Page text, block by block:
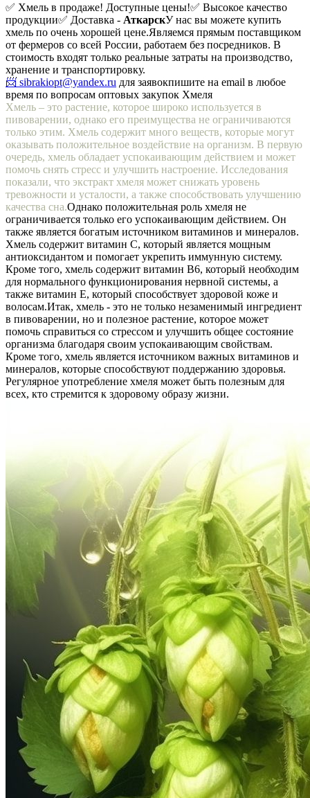
✅ Хмель в продаже! Доступные цены!✅ Высокое качество
продукции✅ Доставка - АткарскУ нас вы можете купить
хмель по очень хорошей цене.Являемся прямым поставщиком
от фермеров со всей России, работаем без посредников. В
стоимость входят только реальные затраты на производство,
хранение и транспортировку.
📨 sibrakiopt@yandex.ru для заявокпишите на email в любое
время по вопросам оптовых закупок Хмеля
Хмель – это растение, которое широко используется в
пивоварении, однако его преимущества не ограничиваются
только этим. Хмель содержит много веществ, которые могут
оказывать положительное воздействие на организм. В первую
очередь, хмель обладает успокаивающим действием и может
помочь снять стресс и улучшить настроение. Исследования
показали, что экстракт хмеля может снижать уровень
тревожности и усталости, а также способствовать улучшению
качества сна.Однако положительная роль хмеля не
ограничивается только его успокаивающим действием. Он
также является богатым источником витаминов и минералов.
Хмель содержит витамин С, который является мощным
антиоксидантом и помогает укрепить иммунную систему.
Кроме того, хмель содержит витамин В6, который необходим
для нормального функционирования нервной системы, а
также витамин Е, который способствует здоровой коже и
волосам.Итак, хмель - это не только незаменимый ингредиент
в пивоварении, но и полезное растение, которое может
помочь справиться со стрессом и улучшить общее состояние
организма благодаря своим успокаивающим свойствам.
Кроме того, хмель является источником важных витаминов и
минералов, которые способствуют поддержанию здоровья.
Регулярное употребление хмеля может быть полезным для
всех, кто стремится к здоровому образу жизни.